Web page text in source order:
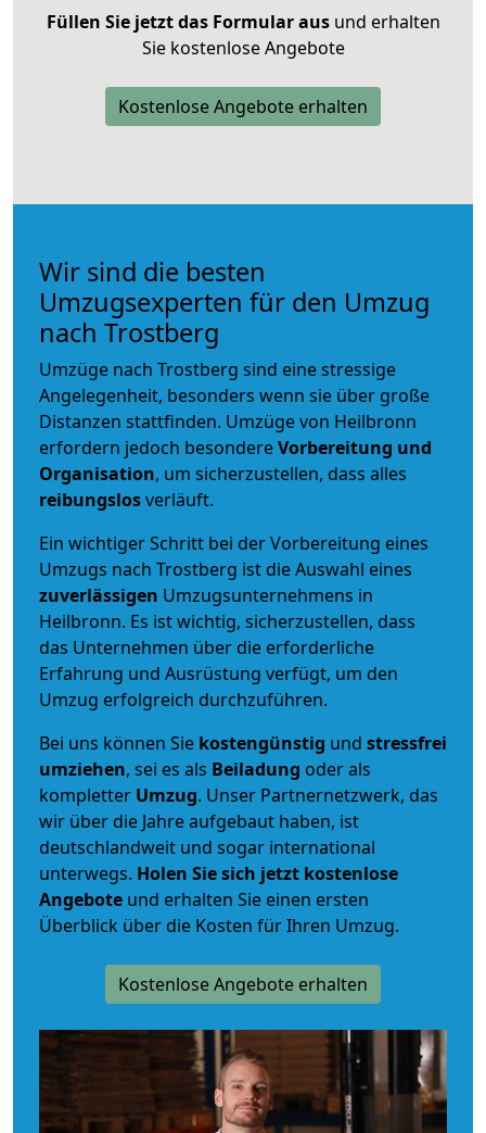
Füllen Sie jetzt das Formular ausund erhalten
Sie kostenlose Angebote
Kostenlose Angebote erhalten
Wir sind die besten
Umzugsexperten für den Umzug
nach Trostberg
Umzüge nach Trostberg sind eine stressige
Angelegenheit, besonders wenn sie über große
Distanzen stattfinden. Umzüge von Heilbronn
erfordern jedoch besondereVorbereitung und
Organisation, um sicherzustellen, dass alles
reibungslosverläuft.
Ein wichtiger Schritt bei der Vorbereitung eines
Umzugs nach Trostberg ist die Auswahl eines
zuverlässigen Umzugsunternehmens in
Heilbronn. Es ist wichtig, sicherzustellen, dass
das Unternehmen über die erforderliche
Erfahrung und Ausrüstung verfügt, um den
Umzug erfolgreich durchzuführen.
Bei uns können Sie kostengünstig und stressfrei
umziehen, sei es als Beiladung oder als
kompletter Umzug. Unser Partnernetzwerk, das
wir über die Jahre aufgebaut haben, ist
deutschlandweit und sogar international
unterwegs. Holen Sie sich jetzt kostenlose
Angebote und erhalten Sie einen ersten
Überblick über die Kosten für Ihren Umzug.
Kostenlose Angebote erhalten